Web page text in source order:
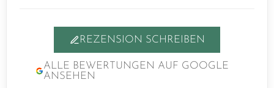
REZENSION SCHREIBEN
ALLE BEWERTUNGEN AUF GOOGLE
ANSEHEN